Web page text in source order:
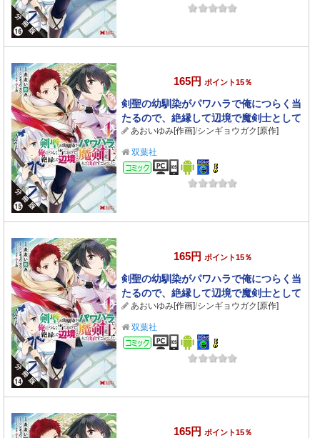
165円 ポイント15％
剣聖の幼馴染がパワハラで俺につらく当
たるので、絶縁して辺境で魔剣士として
出直すことにした。（コミック） 分冊版
： 15
あおいゆみ[作画]/シンギョウガク[原作]
双葉社
コミック
165円 ポイント15％
剣聖の幼馴染がパワハラで俺につらく当
たるので、絶縁して辺境で魔剣士として
出直すことにした。（コミック） 分冊版
： 14
あおいゆみ[作画]/シンギョウガク[原作]
双葉社
コミック
165円 ポイント15％